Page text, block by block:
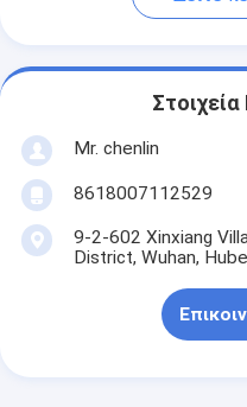
Mr. chenlin
8618007112529
9-2-602 Xinxiang
District, Wuhan,